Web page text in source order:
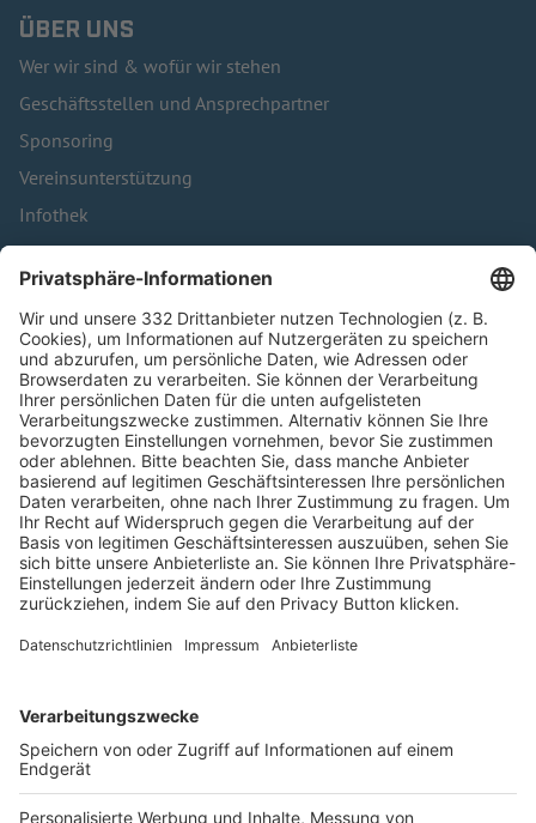
ÜBER UNS
Wer wir sind & wofür wir stehen
Geschäftsstellen und Ansprechpartner
Sponsoring
Vereinsunterstützung
Infothek
Kontakt
HÄUFIG BESUCHTE SEITEN
Pässe und Vereinswechsel
Trainerausbildung
Schulungsangebot Vereinsmitarbeiter
BFV-Geschäftsstellen
Trainerbörse
Login SpielPlus
FOLGE DEM BFV
TOP-VEREINE